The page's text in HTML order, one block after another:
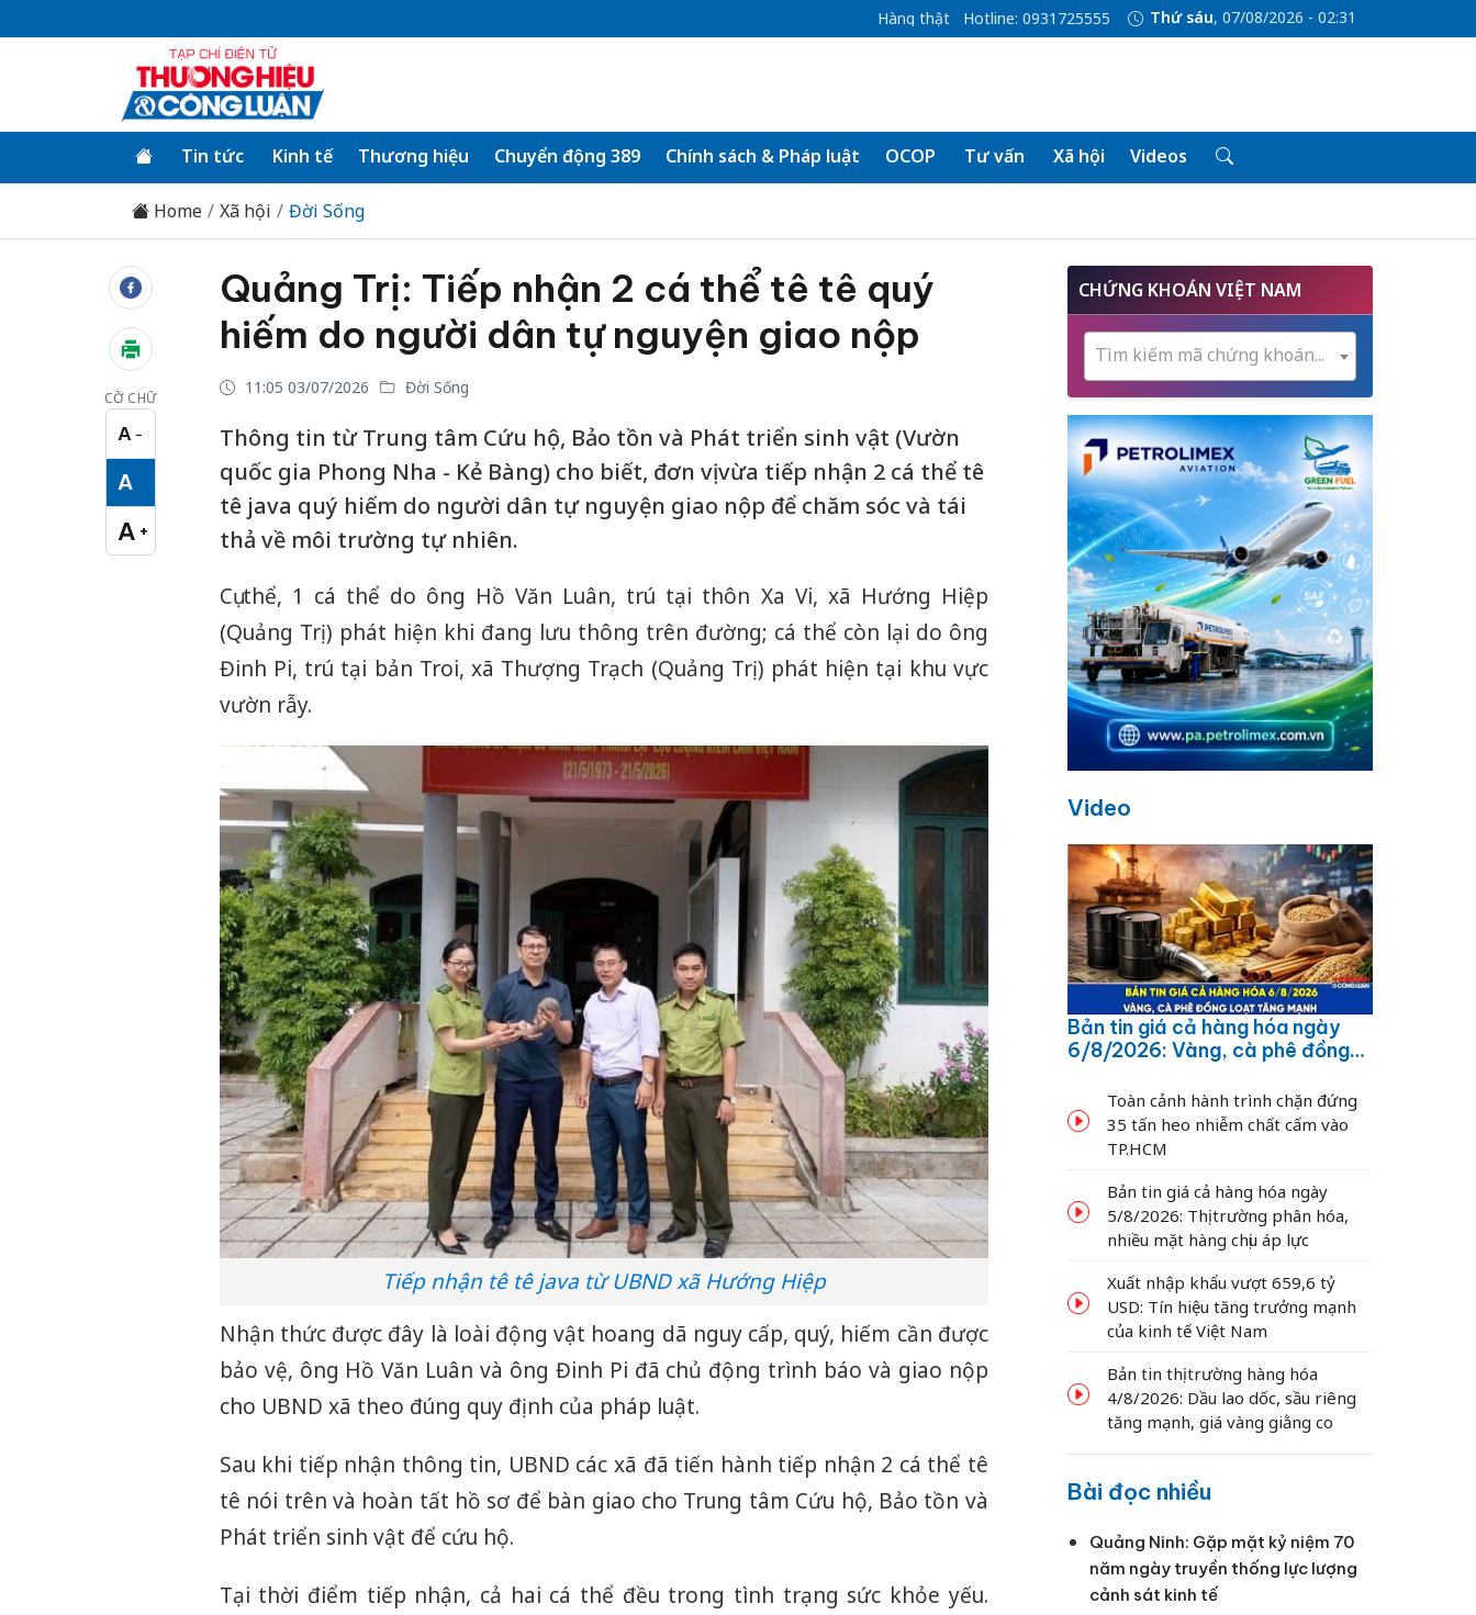
Hàng thật Hotline: 0931725555 Thứ sáu, 07/08/2026 - 02:31
Tin tức Kinh tế Thương hiệu Chuyển động 389 Chính sách & Pháp luật OCOP Tư vấn Xã hội Videos
Home Xã hội Đời Sống
CỠ CHỮ
A −
Cỡ chữ nhỏ
A
Cỡ chữ vừa
A +
Cỡ chữ lớn
Quảng Trị: Tiếp nhận 2 cá thể tê tê quý
hiếm do người dân tự nguyện giao nộp
11:05 03/07/2026 Đời Sống
Thông tin từ Trung tâm Cứu hộ, Bảo tồn và Phát triển sinh vật (Vườn
quốc gia Phong Nha - Kẻ Bàng) cho biết, đơn vị vừa tiếp nhận 2 cá thể tê
tê java quý hiếm do người dân tự nguyện giao nộp để chăm sóc và tái
thả về môi trường tự nhiên.
Cụ thể, 1 cá thể do ông Hồ Văn Luân, trú tại thôn Xa Vi, xã Hướng Hiệp
(Quảng Trị) phát hiện khi đang lưu thông trên đường; cá thể còn lại do ông
Đinh Pi, trú tại bản Troi, xã Thượng Trạch (Quảng Trị) phát hiện tại khu vực
vườn rẫy.
Tiếp nhận tê tê java từ UBND xã Hướng Hiệp
Nhận thức được đây là loài động vật hoang dã nguy cấp, quý, hiếm cần được
bảo vệ, ông Hồ Văn Luân và ông Đinh Pi đã chủ động trình báo và giao nộp
cho UBND xã theo đúng quy định của pháp luật.
Sau khi tiếp nhận thông tin, UBND các xã đã tiến hành tiếp nhận 2 cá thể tê
tê nói trên và hoàn tất hồ sơ để bàn giao cho Trung tâm Cứu hộ, Bảo tồn và
Phát triển sinh vật để cứu hộ.
Tại thời điểm tiếp nhận, cả hai cá thể đều trong tình trạng sức khỏe yếu.
CHỨNG KHOÁN VIỆT NAM
Tìm kiếm mã chứng khoán...
Video
Bản tin giá cả hàng hóa ngày
6/8/2026: Vàng, cà phê đồng
Toàn cảnh hành trình chặn đứng
35 tấn heo nhiễm chất cấm vào
TP.HCM
Bản tin giá cả hàng hóa ngày
5/8/2026: Thị trường phân hóa,
nhiều mặt hàng chịu áp lực
Xuất nhập khẩu vượt 659,6 tỷ
USD: Tín hiệu tăng trưởng mạnh
của kinh tế Việt Nam
Bản tin thị trường hàng hóa
4/8/2026: Dầu lao dốc, sầu riêng
tăng mạnh, giá vàng giằng co
Bài đọc nhiều
Quảng Ninh: Gặp mặt kỷ niệm 70
năm ngày truyền thống lực lượng
cảnh sát kinh tế